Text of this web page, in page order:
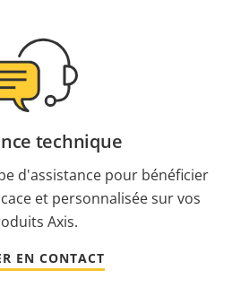
technique
d'assistance pour bénéficier
et personnalisée sur vos
Axis.
EN CONTACT